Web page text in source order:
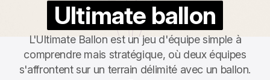
Ultimate ballon
L'Ultimate Ballon est un jeu d'équipe simple à
comprendre mais stratégique, où deux équipes
s'affrontent sur un terrain délimité avec un ballon.